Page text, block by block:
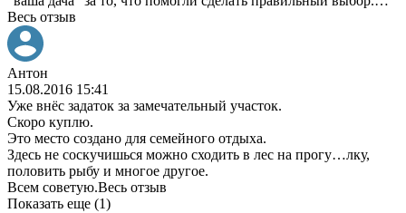
Весь отзыв
Антон
15.08.2016 15:41
Уже внёс задаток за замечательный участок.
Скоро куплю.
Это место создано для семейного отдыха.
Здесь не соскучишься можно сходить в лес на прогу…лку,
половить рыбу и многое другое.
Всем советую.Весь отзыв
Показать еще (1)